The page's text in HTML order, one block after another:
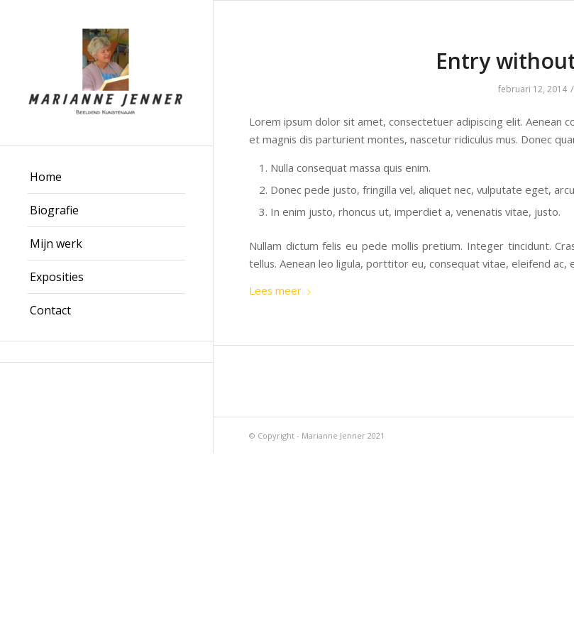
Home
Biografie
Mijn werk
Exposities
Contact
Entry
februari 12, 2014 /
Lorem ipsum dolor sit amet, consectetuer adipiscing elit. Aenean
et magnis dis parturient montes, nascetur ridiculus mus. Donec
Nulla consequat massa quis enim.
Donec pede justo, fringilla vel, aliquet nec, vulputate eget,
In enim justo, rhoncus ut, imperdiet a, venenatis vitae, justo.
Nullam dictum felis eu pede mollis pretium. Integer tincidunt.
tellus. Aenean leo ligula, porttitor eu, consequat vitae, eleifend ac,
Lees meer
© Copyright - Marianne Jenner 2021